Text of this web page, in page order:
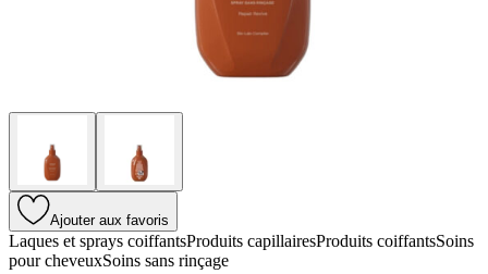
Ajouter aux favoris
Laques et sprays coiffantsProduits capillairesProduits coiffantsSoins
pour cheveuxSoins sans rinçage